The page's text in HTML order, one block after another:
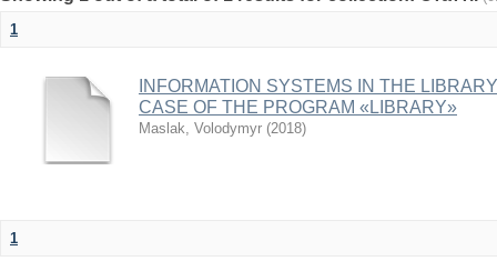
1
INFORMATION SYSTEMS IN THE
CASE OF THE PROGRAM «LIBRARY»
Maslak, Volodymyr (2018)
1